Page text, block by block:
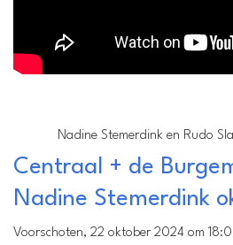
Nadine Stemerdink en Rudo
Centraal + de
Nadine Stemerdink
Voorschoten, 22 oktober 2024 om